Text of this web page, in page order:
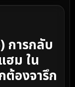
การกลับ
ฮม ใน
องจารึก